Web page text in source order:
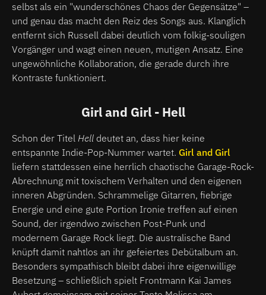
selbst als ein "wunderschönes Chaos der Gegensätze" –
und genau das macht den Reiz des Songs aus. Klanglich
entfernt sich Russell dabei deutlich vom folkig-souligen
Vorgänger und wagt einen neuen, mutigen Ansatz. Eine
ungewöhnliche Kollaboration, die gerade durch ihre
Kontraste funktioniert.
Girl and Girl - Hell
Schon der Titel Hell deutet an, dass hier keine
entspannte Indie-Pop-Nummer wartet. Girl and Girl
liefern stattdessen eine herrlich chaotische Garage-Rock-
Abrechnung mit toxischem Verhalten und den eigenen
inneren Abgründen. Schrammelige Gitarren, fiebrige
Energie und eine gute Portion Ironie treffen auf einen
Sound, der irgendwo zwischen Post-Punk und
modernem Garage Rock liegt. Die australische Band
knüpft damit nahtlos an ihr gefeiertes Debütalbum an.
Besonders sympathisch bleibt dabei ihre eigenwillige
Besetzung – schließlich spielt Frontmann Kai James